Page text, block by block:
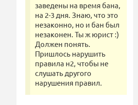
заведены на время бана,
на 2-3 дня. Знаю, что это
незаконно, но и бан был
незаконен. Ты ж юрист :)
Должен понять.
Пришлось нарушить
правила н2, чтобы не
слушать другого
нарушения правил.